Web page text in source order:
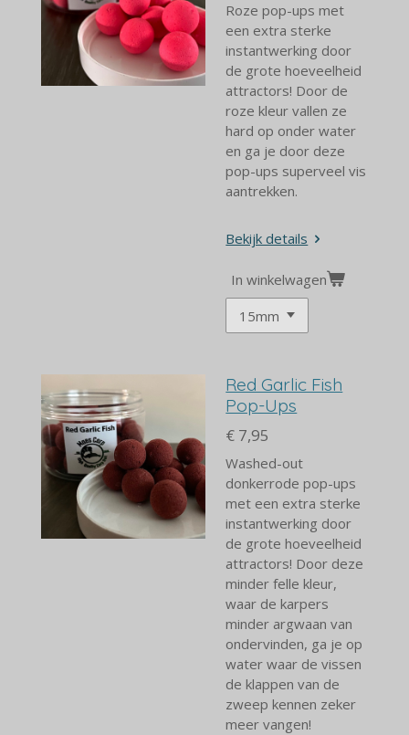
Roze pop-ups met
een extra sterke
instantwerking door
de grote hoeveelheid
attractors! Door de
roze kleur vallen ze
hard op onder water
en ga je door deze
pop-ups superveel vis
aantrekken.
Bekijk details
In winkelwagen
Red Garlic Fish
Pop-Ups
€ 7,95
Washed-out
donkerrode pop-ups
met een extra sterke
instantwerking door
de grote hoeveelheid
attractors! Door deze
minder felle kleur,
waar de karpers
minder argwaan van
ondervinden, ga je op
water waar de vissen
de klappen van de
zweep kennen zeker
meer vangen!